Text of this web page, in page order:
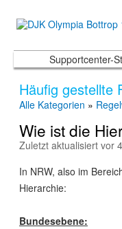
Supportcenter-
Häufig gestellte
Alle Kategorien »
Wie ist die
Zuletzt aktualisiert vor
In NRW, also im
Hierarchie:
Bundesebene: